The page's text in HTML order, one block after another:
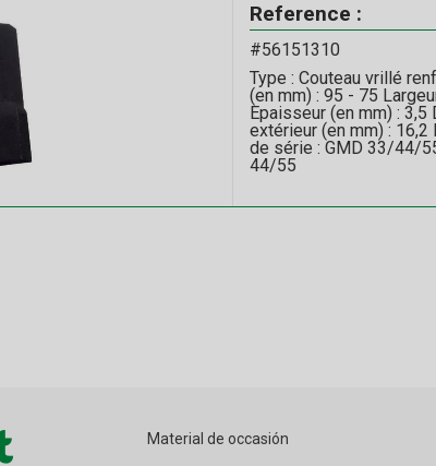
Reference :
#56151310
Type : Couteau vrillé
(en mm) : 95 - 75
Epaisseur (en mm) : 3,5
extérieur (en mm) :
de série : GMD 33/44/
44/55
Material de occasión